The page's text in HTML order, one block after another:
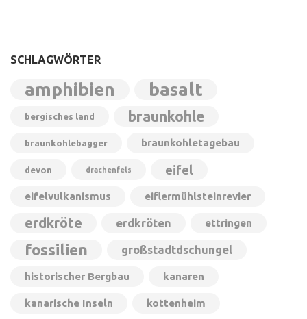
SCHLAGWÖRTER
amphibien basalt
bergisches land braunkohle
braunkohlebagger braunkohletagebau
devon drachenfels eifel
eifelvulkanismus eiflermühlsteinrevier
erdkröte erdkröten ettringen
fossilien großstadtdschungel
historischer Bergbau kanaren
kanarische Inseln kottenheim